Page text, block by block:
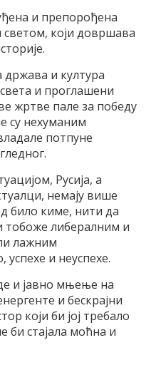
и препорођена
светом, који довршава
држава и култура
и проглашени
жртве пале за победу
су нехуманим
потпуне
Русија, а
немају више
било киме, нити да
тобоже либералним и
лажним
успехе и неуспехе.
и јавно мњење на
и бескрајни
који би јој требало
би стајала моћна и